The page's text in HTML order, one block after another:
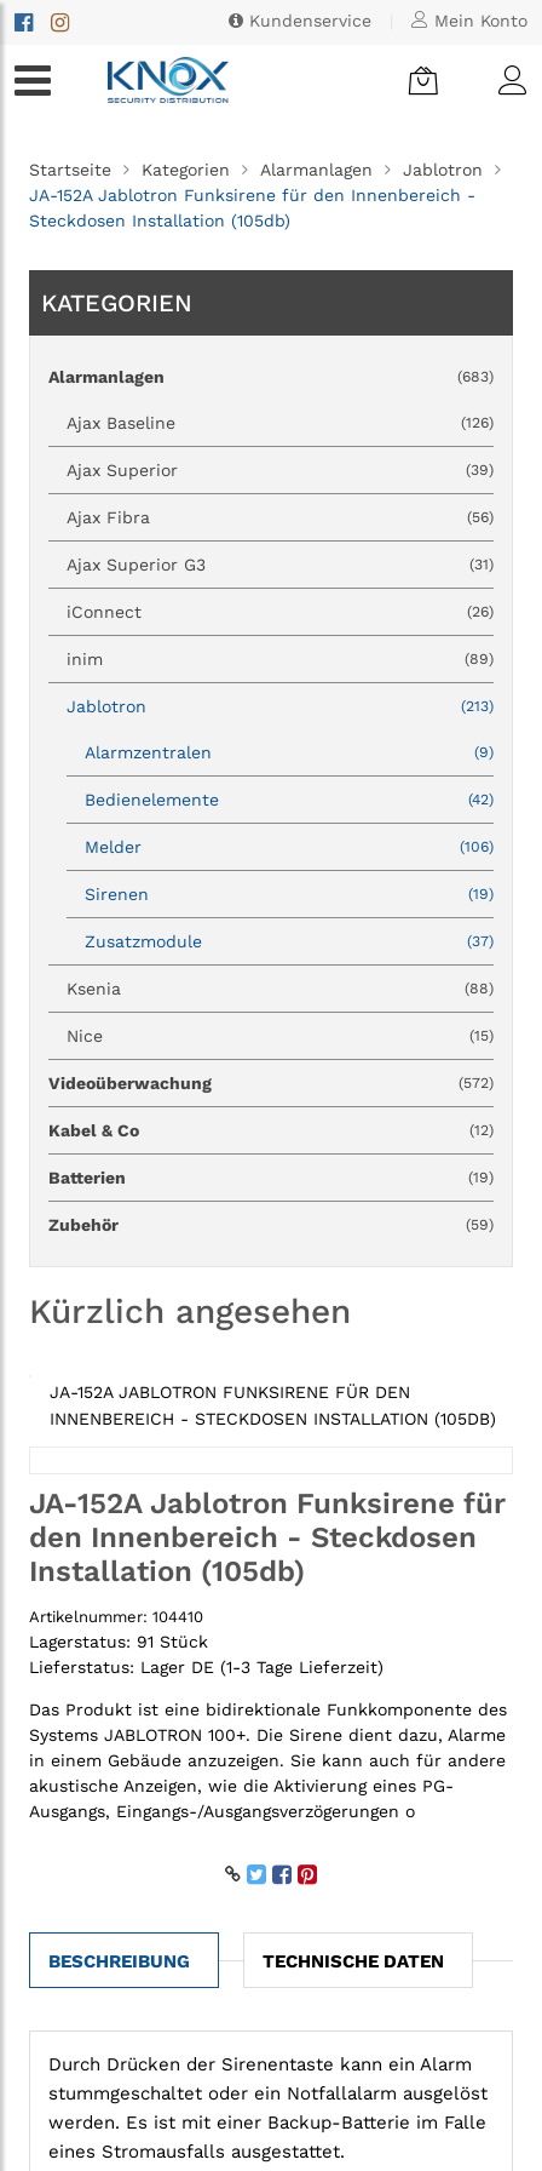
Kundenservice Mein Konto
Startseite Kategorien Alarmanlagen
Jablotron
JA-152A Jablotron Funksirene für den Innenbereich -
Steckdosen Installation (105db)
KATEGORIEN
Alarmanlagen (683)
Ajax Baseline (126)
Ajax Superior (39)
Ajax Fibra (56)
Ajax Superior G3 (31)
iConnect (26)
inim (89)
Jablotron (213)
Alarmzentralen (9)
Bedienelemente (42)
Melder (106)
Sirenen (19)
Zusatzmodule (37)
Ksenia (88)
Nice (15)
Videoüberwachung (572)
Kabel & Co (12)
Batterien (19)
Zubehör (59)
Kürzlich angesehen
JA-152A JABLOTRON FUNKSIRENE FÜR DEN
INNENBEREICH - STECKDOSEN INSTALLATION (105DB)
JA-152A Jablotron Funksirene für
den Innenbereich - Steckdosen
Installation (105db)
Artikelnummer: 104410
Lagerstatus: 91 Stück
Lieferstatus: Lager DE (1-3 Tage Lieferzeit)
Das Produkt ist eine bidirektionale Funkkomponente des
Systems JABLOTRON 100+. Die Sirene dient dazu, Alarme
in einem Gebäude anzuzeigen. Sie kann auch für andere
akustische Anzeigen, wie die Aktivierung eines PG-
Ausgangs, Eingangs-/Ausgangsverzögerungen o
BESCHREIBUNG TECHNISCHE DATEN
Durch Drücken der Sirenentaste kann ein Alarm
stummgeschaltet oder ein Notfallalarm ausgelöst
werden. Es ist mit einer Backup-Batterie im Falle
eines Stromausfalls ausgestattet.